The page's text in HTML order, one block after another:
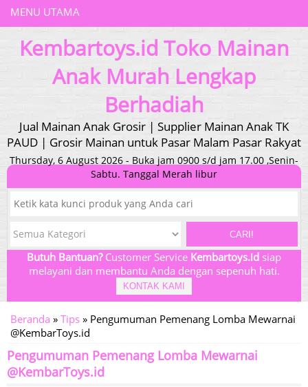
MENU UTAMA
Kembartoys.id Toko Mainan
Anak Murah Lengkap
Berhadiah
Jual Mainan Anak Grosir | Supplier Mainan Anak TK
PAUD | Grosir Mainan untuk Pasar Malam Pasar Rakyat
Thursday, 6 August 2026 - Buka jam 0900 s/d jam 17.00 ,Senin-
Sabtu. Tanggal Merah libur
CARI!
Butuh Bantuan?Customer Service Kembartoys.id siap
melayani dan membantu Anda dengan sepenuh hati.
KONTAK KAMI
Beranda » Tips » Pengumuman Pemenang Lomba Mewarnai
@KembarToys.id
Pengumuman Pemenang Lomba Mewarnai
@KembarToys.id